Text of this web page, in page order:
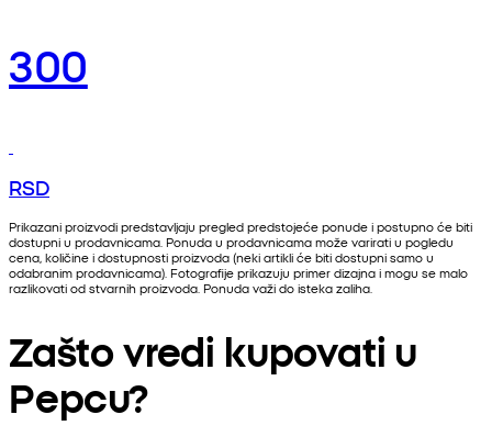
300
RSD
Prikazani proizvodi predstavljaju pregled predstojeće ponude i postupno će biti
dostupni u prodavnicama. Ponuda u prodavnicama može varirati u pogledu
cena, količine i dostupnosti proizvoda (neki artikli će biti dostupni samo u
odabranim prodavnicama). Fotografije prikazuju primer dizajna i mogu se malo
razlikovati od stvarnih proizvoda. Ponuda važi do isteka zaliha.
Zašto vredi kupovati u
Pepcu?